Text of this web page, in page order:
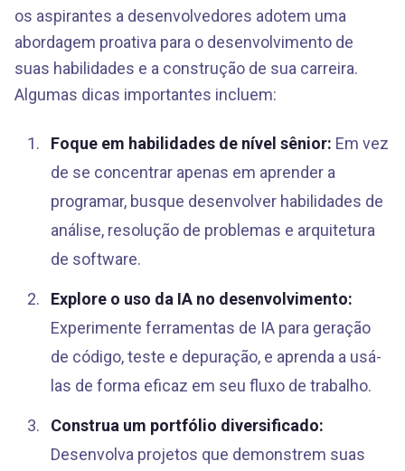
os aspirantes a desenvolvedores adotem uma
abordagem proativa para o desenvolvimento de
suas habilidades e a construção de sua carreira.
Algumas dicas importantes incluem:
Foque em habilidades de nível sênior: Em vez
de se concentrar apenas em aprender a
programar, busque desenvolver habilidades de
análise, resolução de problemas e arquitetura
de software.
Explore o uso da IA no desenvolvimento:
Experimente ferramentas de IA para geração
de código, teste e depuração, e aprenda a usá-
las de forma eficaz em seu fluxo de trabalho.
Construa um portfólio diversificado:
Desenvolva projetos que demonstrem suas